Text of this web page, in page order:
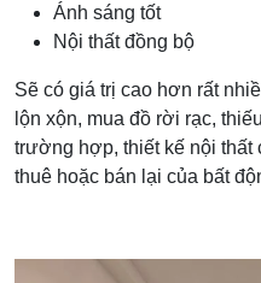
Ánh sáng tốt
Nội thất đồng bộ
Sẽ có giá trị cao hơn rất
lộn xộn, mua đồ rời rạc,
trường hợp, thiết kế nội thất
thuê hoặc bán lại của bất